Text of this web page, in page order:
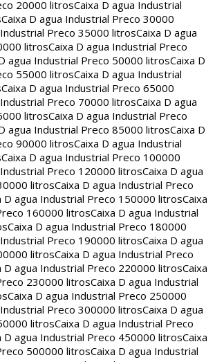
20000 litrosCaixa D agua Industrial
Caixa D agua Industrial Preco 30000
Preco 35000 litrosCaixa D agua
litrosCaixa D agua Industrial Preco
agua Industrial Preco 50000 litrosCaixa D
55000 litrosCaixa D agua Industrial
Caixa D agua Industrial Preco 65000
Preco 70000 litrosCaixa D agua
litrosCaixa D agua Industrial Preco
agua Industrial Preco 85000 litrosCaixa D
90000 litrosCaixa D agua Industrial
Caixa D agua Industrial Preco 100000
Industrial Preco 120000 litrosCaixa D agua
litrosCaixa D agua Industrial Preco
D agua Industrial Preco 150000 litrosCaixa
160000 litrosCaixa D agua Industrial
Caixa D agua Industrial Preco 180000
Industrial Preco 190000 litrosCaixa D agua
litrosCaixa D agua Industrial Preco
D agua Industrial Preco 220000 litrosCaixa
230000 litrosCaixa D agua Industrial
Caixa D agua Industrial Preco 250000
Industrial Preco 300000 litrosCaixa D agua
litrosCaixa D agua Industrial Preco
D agua Industrial Preco 450000 litrosCaixa
500000 litrosCaixa D agua Industrial